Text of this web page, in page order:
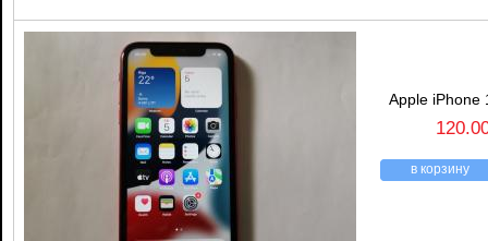
Apple iPhone
в корзину